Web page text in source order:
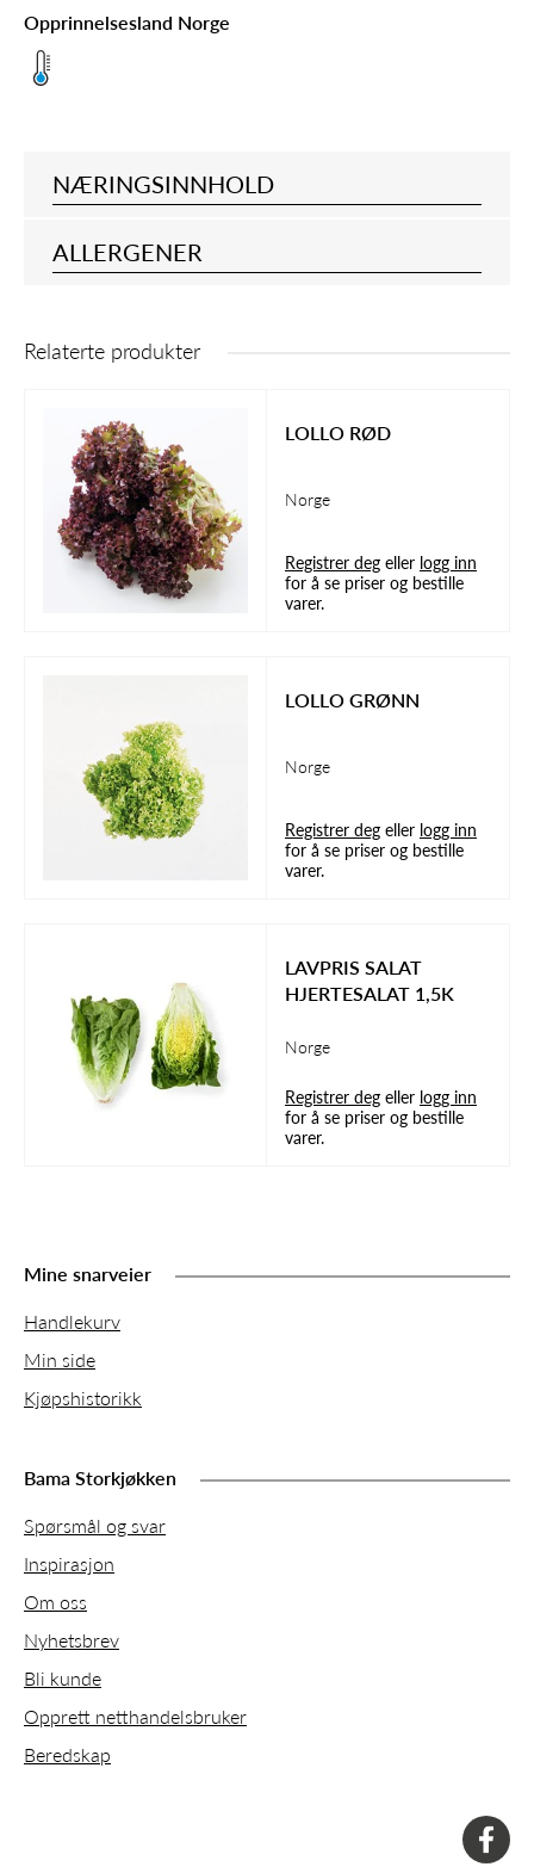
Opprinnelsesland Norge
NÆRINGSINNHOLD
ALLERGENER
Relaterte produkter
LOLLO RØD
Norge
Registrer deg eller logg inn
for å se priser og bestille
varer.
LOLLO GRØNN
Norge
Registrer deg eller logg inn
for å se priser og bestille
varer.
LAVPRIS SALAT
HJERTESALAT 1,5K
Norge
Registrer deg eller logg inn
for å se priser og bestille
varer.
Mine snarveier
Handlekurv
Min side
Kjøpshistorikk
Bama Storkjøkken
Spørsmål og svar
Inspirasjon
Om oss
Nyhetsbrev
Bli kunde
Opprett netthandelsbruker
Beredskap